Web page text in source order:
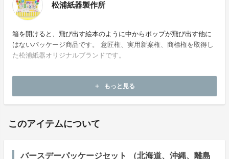
松浦紙器製作所
箱を開けると、飛び出す絵本のように中からポップが飛び出す他に
はないパッケージ商品です。 意匠権、実用新案権、商標権を取得し
た松浦紙器オリジナルブランドです。
add もっと見る
このアイテムについて
バースデーパッケージセット （北海道、沖縄、離島